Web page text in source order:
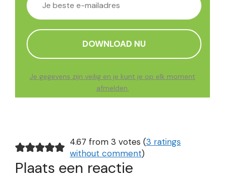
Je gegevens zijn veilig en je kunt je op elk moment
afmelden.
4.67 from 3 votes (3 ratings
without comment)
Plaats een reactie